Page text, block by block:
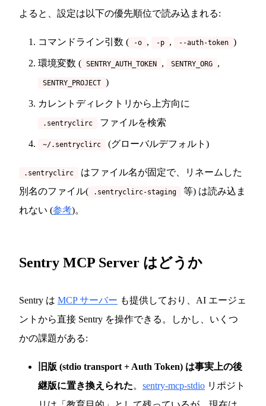
よると、設定は以下の優先順位で読み込まれる:
コマンドライン引数 ( -o , -p , --auth-token )
環境変数 ( SENTRY_AUTH_TOKEN , SENTRY_ORG ,
SENTRY_PROJECT )
カレントディレクトリから上方向に
.sentryclirc ファイルを検索
~/.sentryclirc (グローバルデフォルト)
.sentryclirc
はファイル名が固定で、リネームした
別名のファイル(
.sentryclirc-staging
等) は読み込ま
れない (参考)。
Sentry MCP Server はどうか
Sentry は MCP サーバー も提供しており、AI エージェ
ントから直接 Sentry を操作できる。しかし、いくつ
かの課題がある:
旧版 (stdio transport + Auth Token) は事実上の後
継版に置き換えられた。 sentry-mcp-stdio リポジト